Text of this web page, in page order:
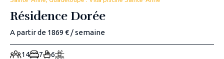
Résidence Dorée
A partir de 1869 € / semaine
14 7 6